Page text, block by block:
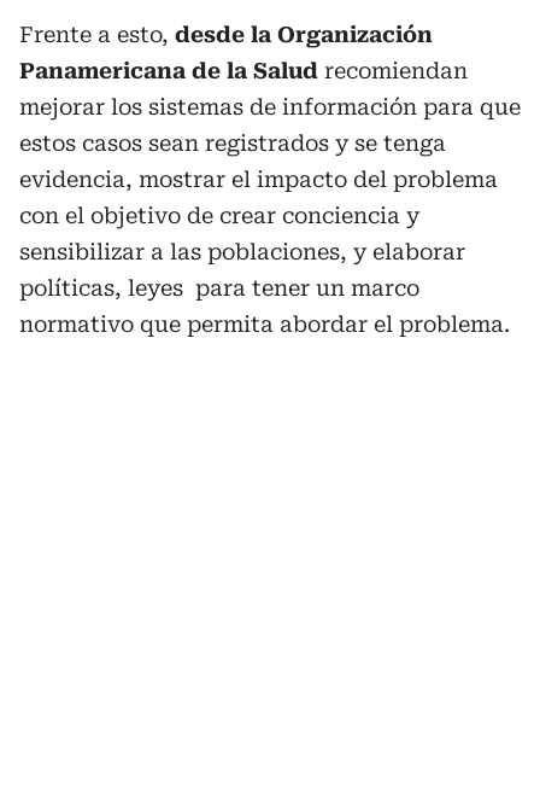
Frente a esto, desde la Organización
Panamericana de la Salud recomiendan
mejorar los sistemas de información para que
estos casos sean registrados y se tenga
evidencia, mostrar el impacto del problema
con el objetivo de crear conciencia y
sensibilizar a las poblaciones, y elaborar
políticas, leyes para tener un marco
normativo que permita abordar el problema.